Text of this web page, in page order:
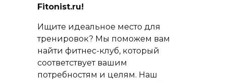
Fitonist.ru!
Ищите идеальное место для
тренировок? Мы поможем вам
найти фитнес-клуб, который
соответствует вашим
потребностям и целям. Наш